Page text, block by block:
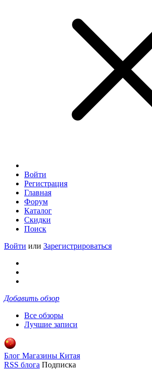
Войти
Регистрация
Главная
Форум
Каталог
Скидки
Поиск
Войти или Зарегистрироваться
Добавить обзор
Все обзоры
Лучшие записи
Блог Магазины Китая
RSS блога Подписка